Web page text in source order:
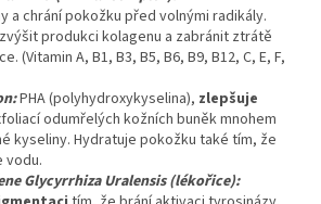
a chrání pokožku před volnými radikály.
produkci kolagenu a zabránit ztrátě
(Vitamin A, B1, B3, B5, B6, B9, B12, C, E, F,
PHA (polyhydroxykyselina), zlepšuje
odumřelých kožních buněk mnohem
kyseliny. Hydratuje pokožku také tím, že
vodu.
Glycyrrhiza Uralensis (lékořice):